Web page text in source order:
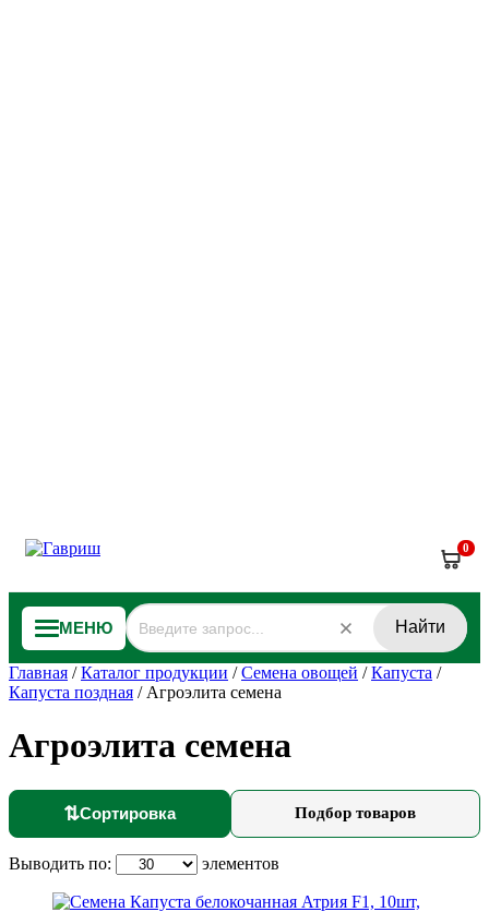
0
МЕНЮ Найти
Главная /Каталог продукции /Семена овощей /Капуста /
Капуста поздная / Агроэлита семена
Агроэлита семена
⇅Сортировка Подбор товаров
Выводить по: элементов